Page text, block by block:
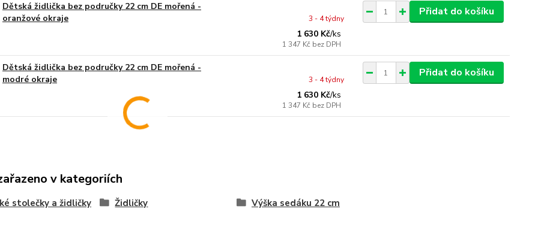
Dětská židlička bez područky 22 cm DE mořená -
oranžové okraje
1 630 Kč/ks
1 347 Kč bez DPH
3 - 4 týdny
Přidat do košíku
Dětská židlička bez područky 22 cm DE mořená -
modré okraje
1 630 Kč/ks
1 347 Kč bez DPH
3 - 4 týdny
Přidat do košíku
v kategoriích
stolečky a židličky Židličky Výška sedáku 22 cm